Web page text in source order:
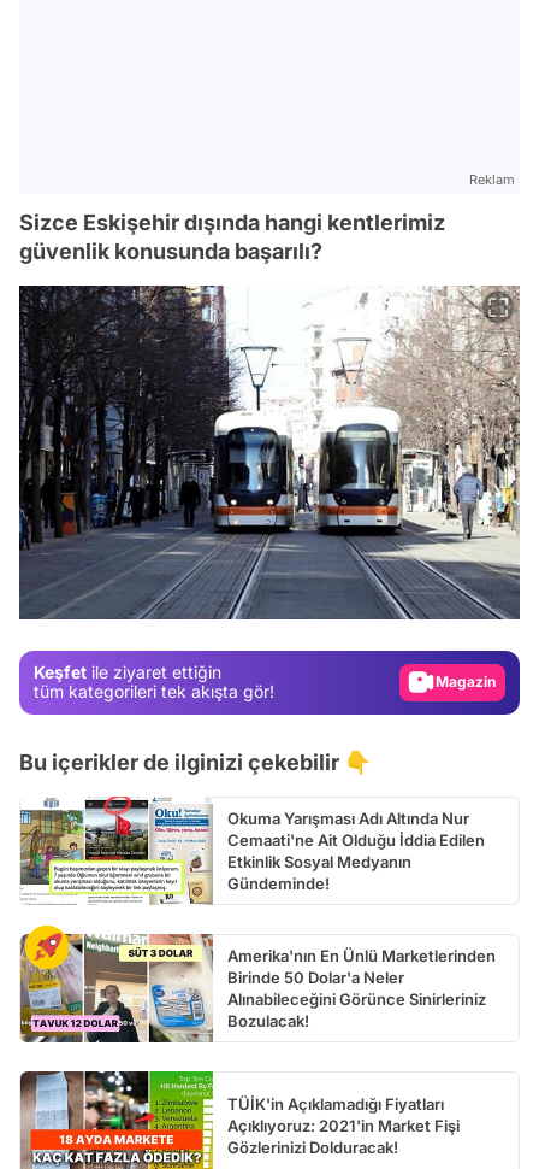
Reklam
Sizce Eskişehir dışında hangi kentlerimiz
güvenlik konusunda başarılı?
Keşfet ile ziyaret ettiğin
tüm kategorileri tek akışta gör!
Video
Test
Magazin
Bu içerikler de ilginizi çekebilir 👇
Okuma Yarışması Adı Altında Nur
Cemaati'ne Ait Olduğu İddia Edilen
Etkinlik Sosyal Medyanın
Gündeminde!
Amerika'nın En Ünlü Marketlerinden
Birinde 50 Dolar'a Neler
Alınabileceğini Görünce Sinirleriniz
Bozulacak!
TÜİK'in Açıklamadığı Fiyatları
Açıklıyoruz: 2021'in Market Fişi
Gözlerinizi Dolduracak!